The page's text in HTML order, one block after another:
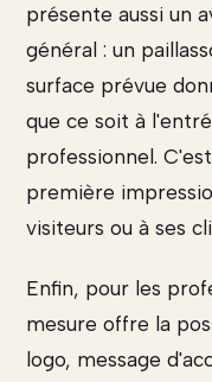
présente aussi un
général : un
surface prévue
que ce soit à
professionnel.
première
visiteurs ou à ses
Enfin, pour les
mesure offre la
logo, message